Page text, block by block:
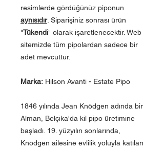
resimlerde gördüğünüz piponun
aynısıdır. Siparişiniz sonrası ürün
"Tükendi" olarak işaretlenecektir. Web
sitemizde tüm pipolardan sadece bir
adet mevcuttur.
Marka: Hilson Avanti - Estate Pipo
1846 yılında Jean Knödgen adında bir
Alman, Belçika'da kil pipo üretimine
başladı. 19. yüzyılın sonlarında,
Knödgen ailesine evlilik yoluyla katılan